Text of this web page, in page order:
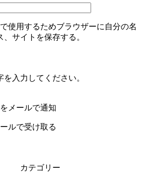
使用するためブラウザーに自分の名
サイトを保存する。
を入力してください。
メールで通知
ルで受け取る
カテゴリー